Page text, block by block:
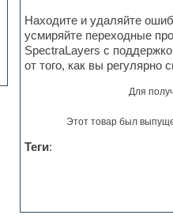
Находите и удаляйте
усмиряйте переходные
SpectraLayers с
от того, как вы регулярно
Для
Этот товар был
Теги: